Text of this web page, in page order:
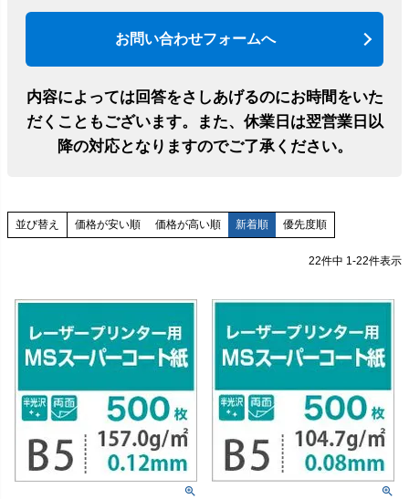
お問い合わせフォームへ
内容によっては回答をさしあげるのにお時間をいた
だくこともございます。
また、休業日は翌営業日以
降の対応となりますのでご了承ください。
並び替え 価格が安い順 価格が高い順 新着順 優先度順
22件中 1 -22件表示